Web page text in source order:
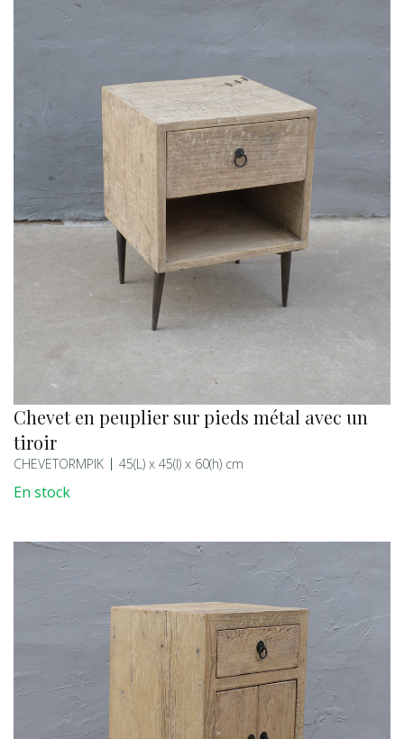
Chevet en peuplier sur pieds métal avec un
tiroir
CHEVETORMPIK 45(L) x 45(l) x 60(h) cm
En stock